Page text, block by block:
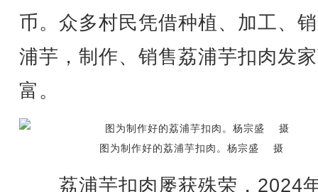
币。众多村民凭借种植、加工、
浦芋，制作、销售荔浦芋扣肉发
富。
图为制作好的荔浦芋扣肉。杨宗盛 摄
荔浦芋扣肉屡获殊荣，2024